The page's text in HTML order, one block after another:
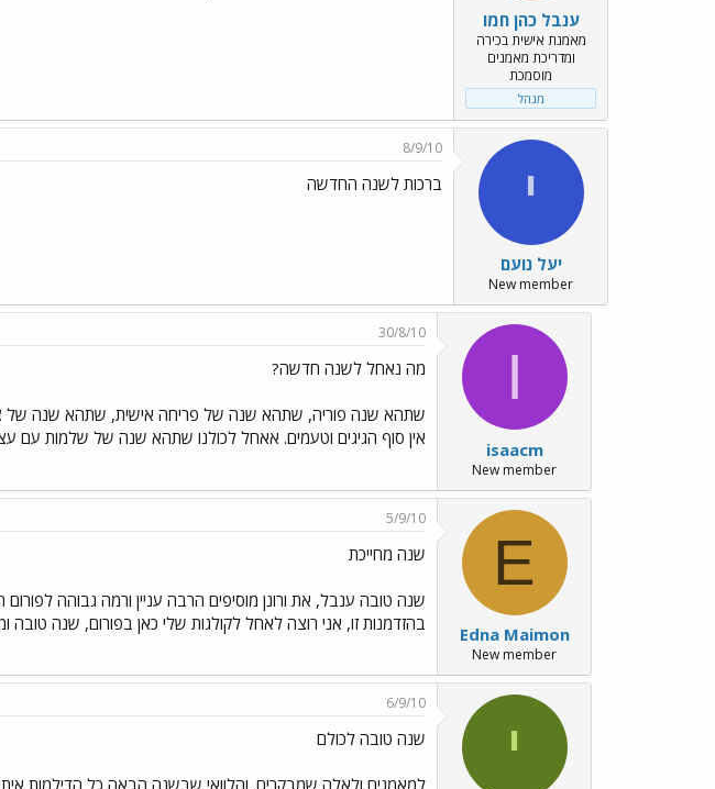
ענבל כהן חמו
מאמנת אישית בכירה
ומדריכת מאמנים
מוסמכת
מנהל
י
יעל נועם
New member
8/9/10
ברכות לשנה החדשה
I
isaacm
New member
30/8/10
מה נאחל לשנה חדשה?
שתהא שנה פוריה, שתהא שנה של פריחה אישית, שתהא שנה
אין סוף הגיגים וטעמים. אאחל לכולנו שתהא שנה של שלמות עם
E
Edna Maimon
New member
5/9/10
שנה מחייכת
שנה טובה ענבל, את ורונן מוסיפים הרבה עניין ורמה גבוהה
בהזדמנות זו, אני רוצה לאחל לקולגות שלי כאן בפורום, שנה טובה
י
6/9/10
שנה טובה לכולם
למאמנים ולאלה שמבקרים. והלוואי שבשנה הבאה כל הדילמות